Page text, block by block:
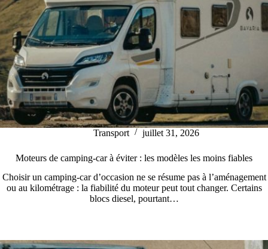
Transport juillet 31, 2026
Moteurs de camping-car à éviter : les modèles les moins fiables
Choisir un camping-car d’occasion ne se résume pas à l’aménagement
ou au kilométrage : la fiabilité du moteur peut tout changer. Certains
blocs diesel, pourtant…